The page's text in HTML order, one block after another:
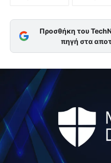
Προσθήκη του
πηγή στα